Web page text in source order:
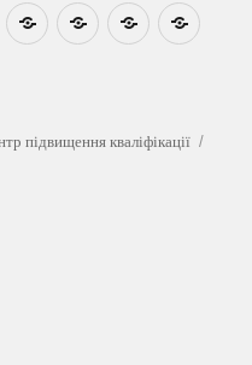
План
графік
Розумовські
зустрічі
Реєстрація
підвищення кваліфікації